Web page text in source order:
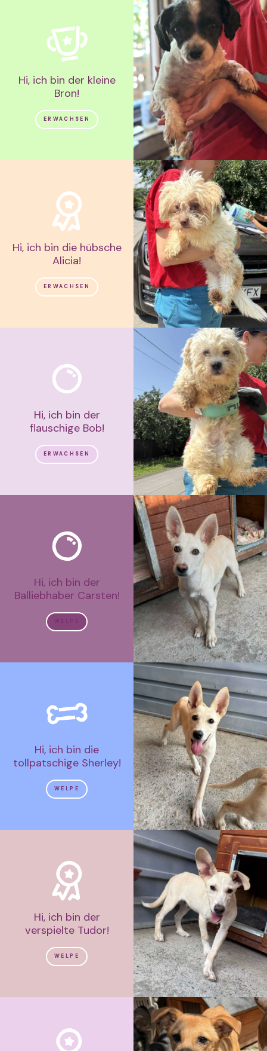
Hi, ich bin der kleine
Bron!
ERWACHSEN
Hi, ich bin die hübsche
Alicia!
ERWACHSEN
Hi, ich bin der
flauschige Bob!
ERWACHSEN
Hi, ich bin der
Balliebhaber Carsten!
Hi, ich bin die
tollpatschige Sherley!
WELPE
Hi, ich bin der
verspielte Tudor!
WELPE